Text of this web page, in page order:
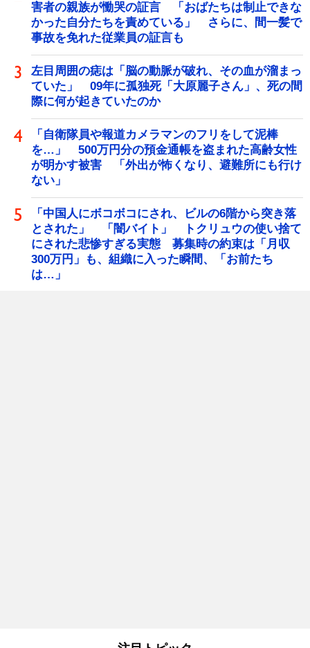
害者の親族が慟哭の証言 「おばたちは制止できな
かった自分たちを責めている」 さらに、間一髪で
事故を免れた従業員の証言も
左目周囲の痣は「脳の動脈が破れ、その血が溜まっ
ていた」 09年に孤独死「大原麗子さん」、死の間
際に何が起きていたのか
「自衛隊員や報道カメラマンのフリをして泥棒
を…」 500万円分の預金通帳を盗まれた高齢女性
が明かす被害 「外出が怖くなり、避難所にも行け
ない」
「中国人にボコボコにされ、ビルの6階から突き落
とされた」 「闇バイト」 トクリュウの使い捨て
にされた悲惨すぎる実態 募集時の約束は「月収
300万円」も、組織に入った瞬間、「お前たち
は…」